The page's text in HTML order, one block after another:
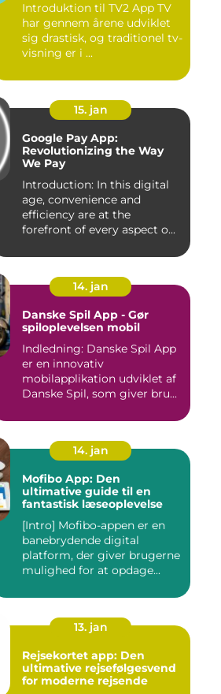
Introduktion til TV2 App TV
har gennem årene udviklet
sig drastisk, og traditionel tv-
visning er i ...
15. jan
Google Pay App:
Revolutionizing the Way
We Pay
Introduction: In this digital
age, convenience and
efficiency are at the
forefront of every aspect o...
14. jan
Danske Spil App - Gør
spiloplevelsen mobil
Indledning: Danske Spil App
er en innovativ
mobilapplikation udviklet af
Danske Spil, som giver bru...
14. jan
Mofibo App: Den
ultimative guide til en
fantastisk læseoplevelse
[Intro] Mofibo-appen er en
banebrydende digital
platform, der giver brugerne
mulighed for at opdage...
13. jan
Rejsekortet app: Den
ultimative rejsefølgesvend
for moderne rejsende